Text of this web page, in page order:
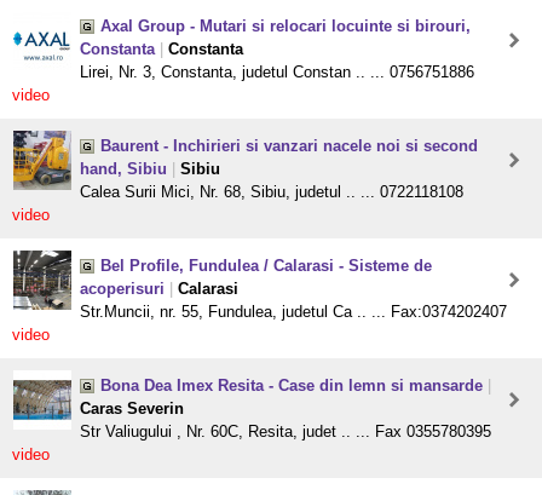
Axal Group - Mutari si relocari locuinte si birouri,
Constanta
Constanta
Lirei, Nr. 3, Constanta, judetul Constan .. ... 0756751886
video
Baurent - Inchirieri si vanzari nacele noi si second
hand, Sibiu
Sibiu
Calea Surii Mici, Nr. 68, Sibiu, judetul .. ... 0722118108
video
Bel Profile, Fundulea / Calarasi - Sisteme de
acoperisuri
Calarasi
Str.Muncii, nr. 55, Fundulea, judetul Ca .. ... Fax:0374202407
video
Bona Dea Imex Resita - Case din lemn si mansarde
Caras Severin
Str Valiugului , Nr. 60C, Resita, judet .. ... Fax 0355780395
video